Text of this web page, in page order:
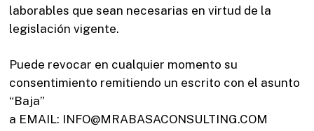
laborables que sean necesarias en virtud de la
legislación vigente.
Puede revocar en cualquier momento su
consentimiento remitiendo un escrito con el asunto
“Baja”
a EMAIL: INFO@MRABASACONSULTING.COM